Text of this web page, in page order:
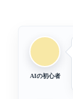
AIの初心者